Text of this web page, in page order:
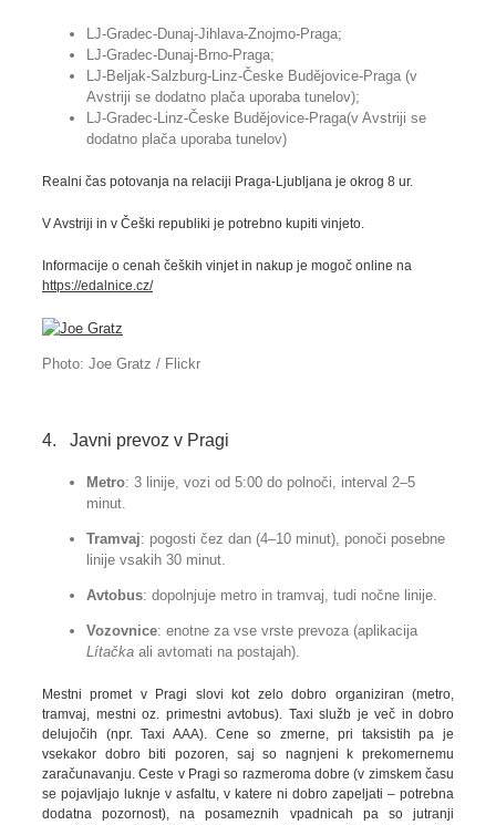
LJ-Gradec-Dunaj-Jihlava-Znojmo-Praga;
LJ-Gradec-Dunaj-Brno-Praga;
LJ-Beljak-Salzburg-Linz-Česke Budějovice-Praga (v
Avstriji se dodatno plača uporaba tunelov);
LJ-Gradec-Linz-Česke Budějovice-Praga(v Avstriji se
dodatno plača uporaba tunelov)
Realni čas potovanja na relaciji Praga-Ljubljana je okrog 8 ur.
V Avstriji in v Češki republiki je potrebno kupiti vinjeto.
Informacije o cenah čeških vinjet in nakup je mogoč online na
https://edalnice.cz/
Photo: Joe Gratz / Flickr
4. Javni prevoz v Pragi
Metro: 3 linije, vozi od 5:00 do polnoči, interval 2–5
minut.
Tramvaj: pogosti čez dan (4–10 minut), ponoči posebne
linije vsakih 30 minut.
Avtobus: dopolnjuje metro in tramvaj, tudi nočne linije.
Vozovnice: enotne za vse vrste prevoza (aplikacija
Lítačka ali avtomati na postajah).
Mestni promet v Pragi slovi kot zelo dobro organiziran (metro,
tramvaj, mestni oz. primestni avtobus). Taxi služb je več in dobro
delujočih (npr. Taxi AAA). Cene so zmerne, pri taksistih pa je
vsekakor dobro biti pozoren, saj so nagnjeni k prekomernemu
zaračunavanju. Ceste v Pragi so razmeroma dobre (v zimskem času
se pojavljajo luknje v asfaltu, v katere ni dobro zapeljati – potrebna
dodatna pozornost), na posameznih vpadnicah pa so jutranji